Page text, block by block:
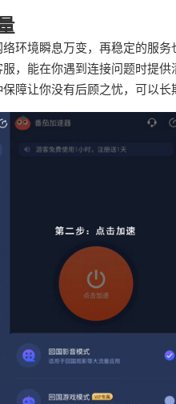
环境瞬息万变，再稳定的服
，能在你遇到连接问题时提
障让你没有后顾之忧，可以长